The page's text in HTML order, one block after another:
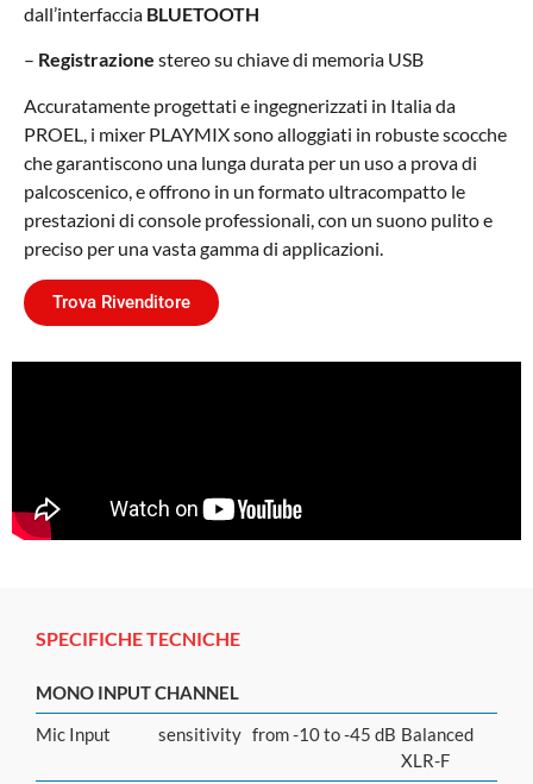
dall’interfaccia BLUETOOTH
– Registrazione stereo su chiave di memoria USB
Accuratamente progettati e ingegnerizzati in Italia da
PROEL, i mixer PLAYMIX sono alloggiati in robuste scocche
che garantiscono una lunga durata per un uso a prova di
palcoscenico, e offrono in un formato ultracompatto le
prestazioni di console professionali, con un suono pulito e
preciso per una vasta gamma di applicazioni.
Trova Rivenditore
SPECIFICHE TECNICHE
MONO INPUT CHANNEL
Mic Input
sensitivity from -10 to -45 dB Balanced
XLR-F